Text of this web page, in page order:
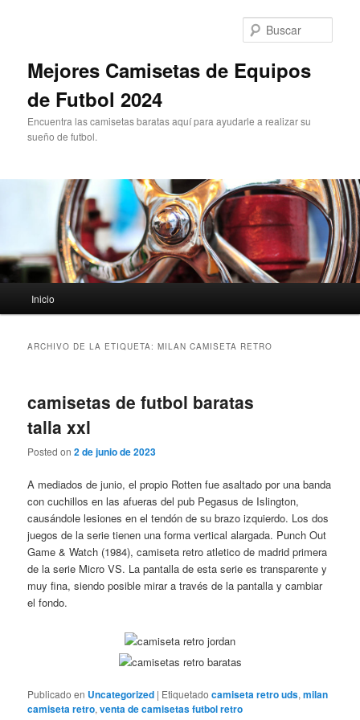
Mejores Camisetas de Equipos
de Futbol 2024
Encuentra las camisetas baratas aquí para ayudarle a realizar su
sueño de futbol.
principal
Inicio
ARCHIVO DE LA ETIQUETA:MILAN CAMISETA RETRO
camisetas de futbol baratas
talla xxl
Posted on2 de junio de 2023
A mediados de junio, el propio Rotten fue asaltado por una banda
con cuchillos en las afueras del pub Pegasus de Islington,
causándole lesiones en el tendón de su brazo izquierdo. Los dos
juegos de la serie tienen una forma vertical alargada. Punch Out
Game & Watch (1984), camiseta retro atletico de madrid primera
de la serie Micro VS. La pantalla de esta serie es transparente y
muy fina, siendo posible mirar a través de la pantalla y cambiar
el fondo.
Publicado en Uncategorized | Etiquetado camiseta retro uds,milan
camiseta retro,venta de camisetas futbol retro